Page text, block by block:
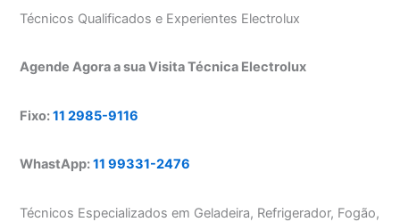
Técnicos Qualificados e Experientes Electrolux
Agende Agora a sua Visita Técnica Electrolux
Fixo:11 2985-9116
WhastApp:11 99331-2476
Técnicos Especializados em Geladeira, Refrigerador, Fogão,